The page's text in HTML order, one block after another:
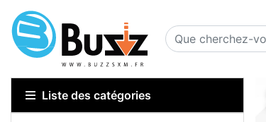
Liste des catégories